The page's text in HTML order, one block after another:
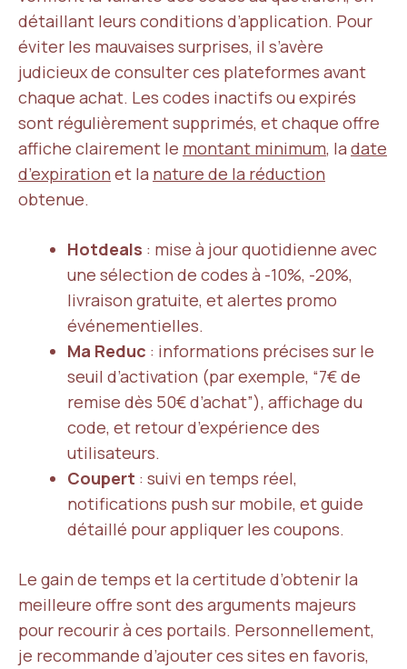
détaillant leurs conditions d’application. Pour
éviter les mauvaises surprises, il s’avère
judicieux de consulter ces plateformes avant
chaque achat. Les codes inactifs ou expirés
sont régulièrement supprimés, et chaque offre
affiche clairement le montant minimum, la date
d’expiration et la nature de la réduction
obtenue.
Hotdeals : mise à jour quotidienne avec
une sélection de codes à -10%, -20%,
livraison gratuite, et alertes promo
événementielles.
Ma Reduc : informations précises sur le
seuil d’activation (par exemple, “7€ de
remise dès 50€ d’achat”), affichage du
code, et retour d’expérience des
utilisateurs.
Coupert : suivi en temps réel,
notifications push sur mobile, et guide
détaillé pour appliquer les coupons.
Le gain de temps et la certitude d’obtenir la
meilleure offre sont des arguments majeurs
pour recourir à ces portails. Personnellement,
je recommande d’ajouter ces sites en favoris,